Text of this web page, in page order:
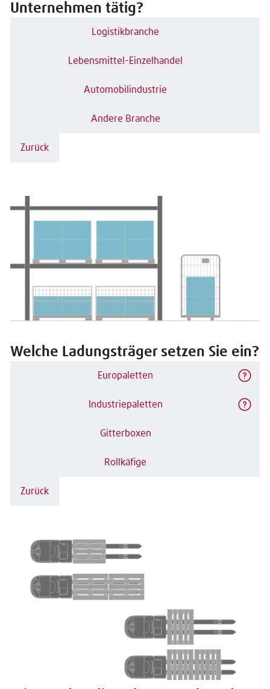
Unternehmen tätig?
Logistikbranche
Lebensmittel-Einzelhandel
Automobilindustrie
Andere Branche
Zurück
Welche Ladungsträger setzen Sie ein?
Europaletten
Industriepaletten
Gitterboxen
Rollkäfige
Zurück